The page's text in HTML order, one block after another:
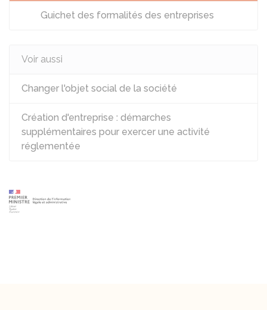
Guichet des formalités des entreprises
Voir aussi
Changer l'objet social de la société
Création d'entreprise : démarches
supplémentaires pour exercer une activité
réglementée